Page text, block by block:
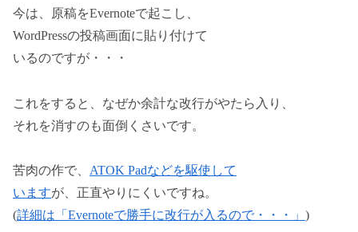
今は、原稿をEvernoteで起こし、
WordPressの投稿画面に貼り付けて
いるのですが・・・
これをすると、なぜか余計な改行がやたら入り、
それを消すのも面倒くさいです。
苦肉の作で、 ATOK Padなどを駆使して
いますが、正直やりにくいですね。
(詳細は「Evernoteで勝手に改行が入るので・・・」 )